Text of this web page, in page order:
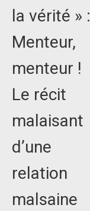
la vérité » :
Menteur,
menteur !
Le récit
malaisant
d’une
relation
malsaine